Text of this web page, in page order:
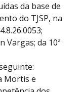
da base de
do TJSP, na
Vargas; da 10ª
Mortis e